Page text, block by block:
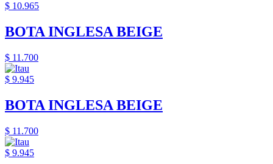
$ 10.965
BOTA INGLESA BEIGE
$ 11.700
$ 9.945
BOTA INGLESA BEIGE
$ 11.700
$ 9.945